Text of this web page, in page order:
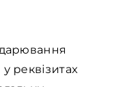
реквізитах